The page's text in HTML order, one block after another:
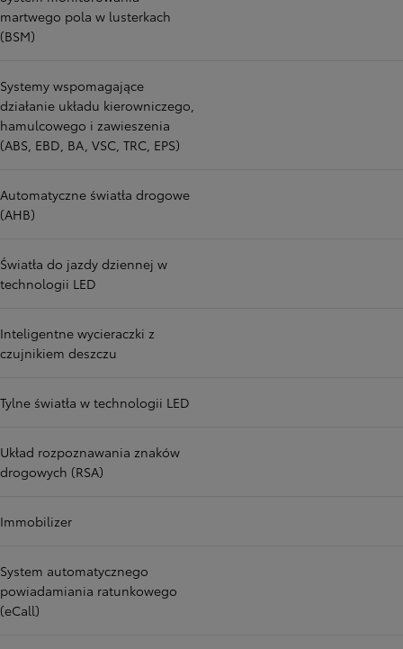
martwego pola w lusterkach
(BSM)
Systemy wspomagające
działanie układu kierowniczego,
hamulcowego i zawieszenia
(ABS, EBD, BA, VSC, TRC, EPS)
Automatyczne światła drogowe
(AHB)
Światła do jazdy dziennej w
technologii LED
Inteligentne wycieraczki z
czujnikiem deszczu
Tylne światła w technologii LED
Układ rozpoznawania znaków
drogowych (RSA)
Immobilizer
System automatycznego
powiadamiania ratunkowego
(eCall)